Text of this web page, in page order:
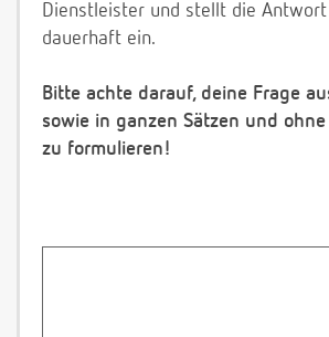
Dienstleister und stellt die
dauerhaft ein.
Bitte achte darauf, deine Frage
sowie in ganzen Sätzen und
zu formulieren!